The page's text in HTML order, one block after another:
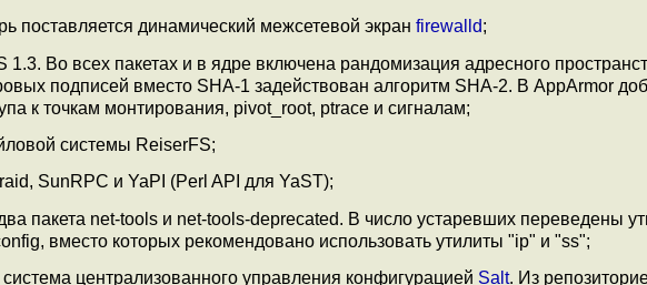
поставляется динамический межсетевой экран firewalld;
1.3. Во всех пакетах и в ядре включена рандомизация адресного
подписей вместо SHA-1 задействован алгоритм SHA-2. В AppArmor
к точкам монтирования, pivot_root, ptrace и сигналам;
системы ReiserFS;
SunRPC и YaPI (Perl API для YaST);
пакета net-tools и net-tools-deprecated. В число устаревших переведены
вместо которых рекомендовано использовать утилиты "ip" и "ss";
централизованного управления конфигурацией Salt. Из